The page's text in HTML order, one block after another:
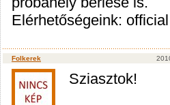
Elérhetőségeink:
Folkerek
Sziasztok!